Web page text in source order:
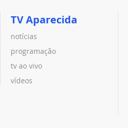
TV Aparecida
notícias
programação
tv ao vivo
vídeos